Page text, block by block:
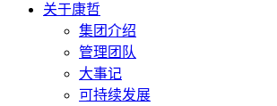
关于康哲
集团介绍
管理团队
大事记
可持续发展